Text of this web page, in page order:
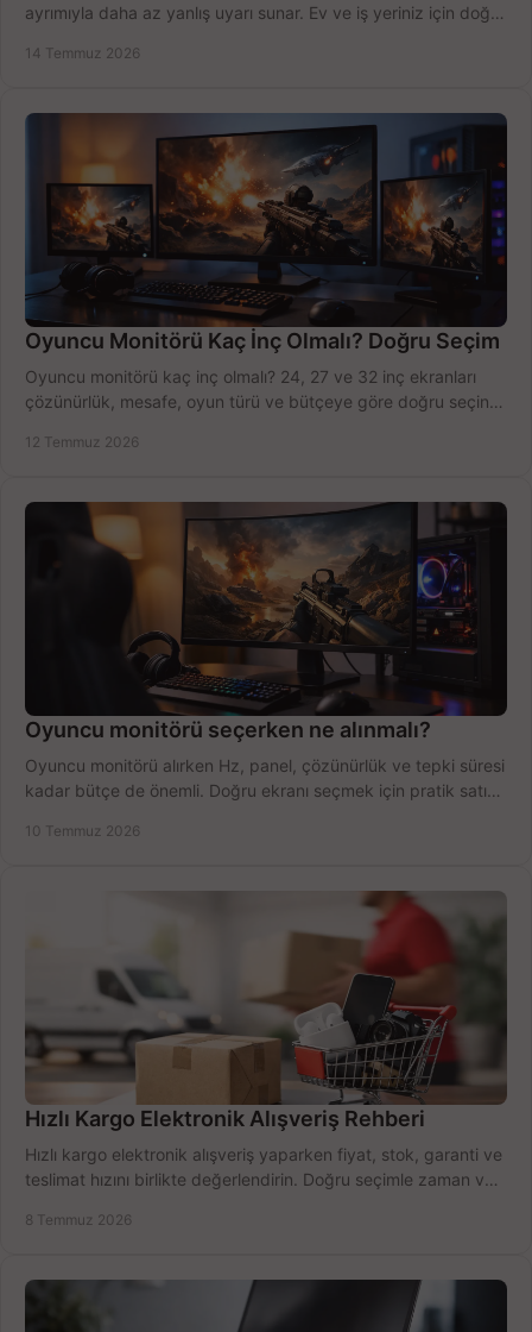
ayrımıyla daha az yanlış uyarı sunar. Ev ve iş yeriniz için doğru
14 Temmuz 2026
Oyuncu Monitörü Kaç İnç Olmalı? Doğru Seçim
Oyuncu monitörü kaç inç olmalı? 24, 27 ve 32 inç ekranları
çözünürlük, mesafe, oyun türü ve bütçeye göre doğru seçin,
12 Temmuz 2026
Oyuncu monitörü seçerken ne alınmalı?
Oyuncu monitörü alırken Hz, panel, çözünürlük ve tepki süresi
kadar bütçe de önemli. Doğru ekranı seçmek için pratik satın
10 Temmuz 2026
Hızlı Kargo Elektronik Alışveriş Rehberi
Hızlı kargo elektronik alışveriş yaparken fiyat, stok, garanti ve
teslimat hızını birlikte değerlendirin. Doğru seçimle zaman ve
8 Temmuz 2026